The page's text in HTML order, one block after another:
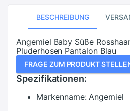
BESCHREIBUNG
Angemiel Baby Süße
Pluderhosen Pantalon Blau
FRAGE ZUM PRODUKT
Spezifikationen:
Markenname: Angemiel